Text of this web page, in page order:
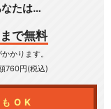
たは…
まで無料
かります。
760円(税込)
OK